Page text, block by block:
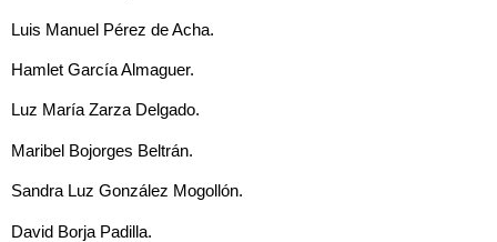
Luis Manuel Pérez de Acha.
Hamlet García Almaguer.
Luz María Zarza Delgado.
Maribel Bojorges Beltrán.
Sandra Luz González Mogollón.
David Borja Padilla.